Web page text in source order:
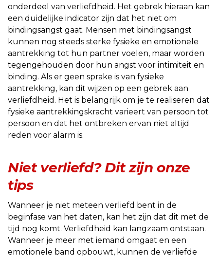
onderdeel van verliefdheid. Het gebrek hieraan kan
een duidelijke indicator zijn dat het niet om
bindingsangst gaat. Mensen met bindingsangst
kunnen nog steeds sterke fysieke en emotionele
aantrekking tot hun partner voelen, maar worden
tegengehouden door hun angst voor intimiteit en
binding. Als er geen sprake is van fysieke
aantrekking, kan dit wijzen op een gebrek aan
verliefdheid. Het is belangrijk om je te realiseren dat
fysieke aantrekkingskracht varieert van persoon tot
persoon en dat het ontbreken ervan niet altijd
reden voor alarm is.
Niet verliefd? Dit zijn onze
tips
Wanneer je niet meteen verliefd bent in de
beginfase van het daten, kan het zijn dat dit met de
tijd nog komt. Verliefdheid kan langzaam ontstaan.
Wanneer je meer met iemand omgaat en een
emotionele band opbouwt, kunnen de verliefde